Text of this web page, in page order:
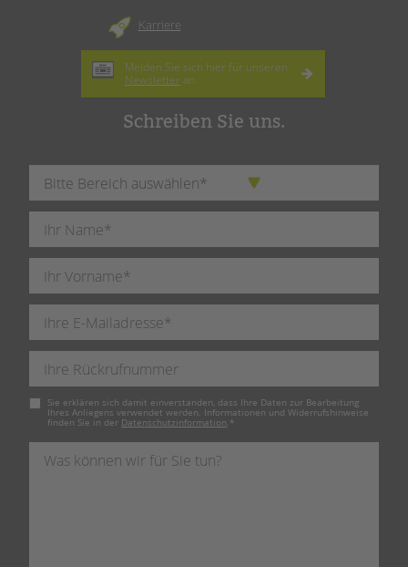
Karriere
Melden Sie sich hier für unseren
Newsletter an.
Schreiben Sie uns.
Pflichtfeld
Sie erklären sich damit einverstanden, dass Ihre Daten zur Bearbeitung
Ihres Anliegens verwendet werden. Informationen und Widerrufshinweise
finden Sie in der Datenschutzinformation. *